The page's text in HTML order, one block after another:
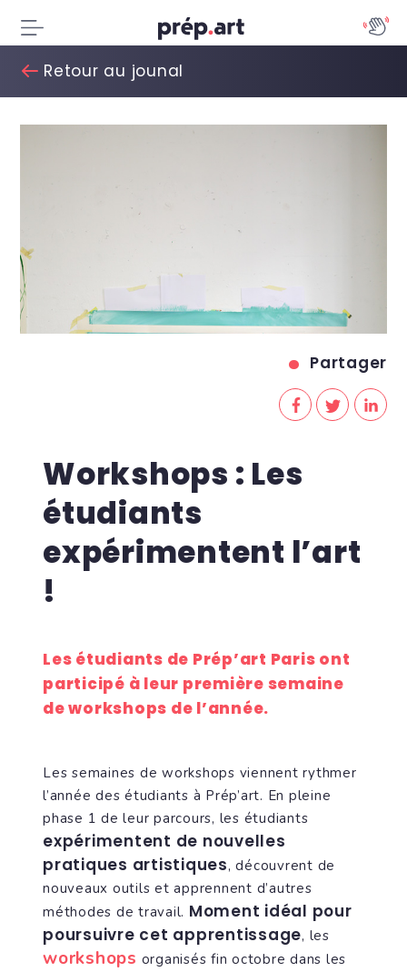
Retour au jounal
Partager
Workshops : Les
étudiants
expérimentent l’art
!
Les étudiants de Prép’art Paris ont
participé à leur première semaine
de workshops de l’année.
Les semaines de workshops viennent rythmer
l’année des étudiants à Prép’art. En pleine
phase 1 de leur parcours, les étudiants
expérimentent de nouvelles
pratiques artistiques, découvrent de
nouveaux outils et apprennent d’autres
méthodes de travail. Moment idéal pour
poursuivre cet apprentissage, les
workshops organisés fin octobre dans les